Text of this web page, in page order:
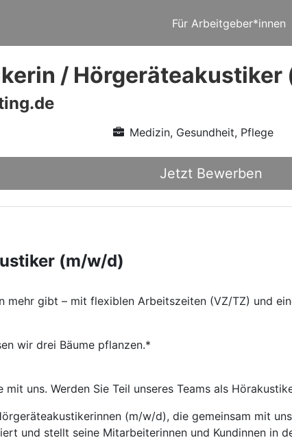
Für Arbeitgeber*innen
/ Hörgeräteakustiker
Medizin, Gesundheit, Pflege
Jetzt Bewerben
(m/w/d)
mehr gibt – mit flexiblen Arbeitszeiten (VZ/TZ) und
wir drei Bäume pflanzen.*
uns. Werden Sie Teil unseres Teams als
(m/w/d), die gemeinsam mit
und stellt seine Mitarbeiterinnen und Kundinnen in